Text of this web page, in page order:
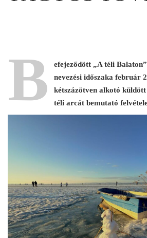
B
efejeződött „A téli
nevezési időszaka február
kétszázötven alkotó
téli arcát bemutató